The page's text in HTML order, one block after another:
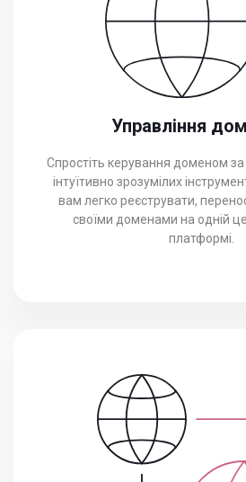
Управління
Спростіть керування доменом
інтуїтивно зрозумілих
вам легко реєструвати,
своїми доменами на одній
платформі.